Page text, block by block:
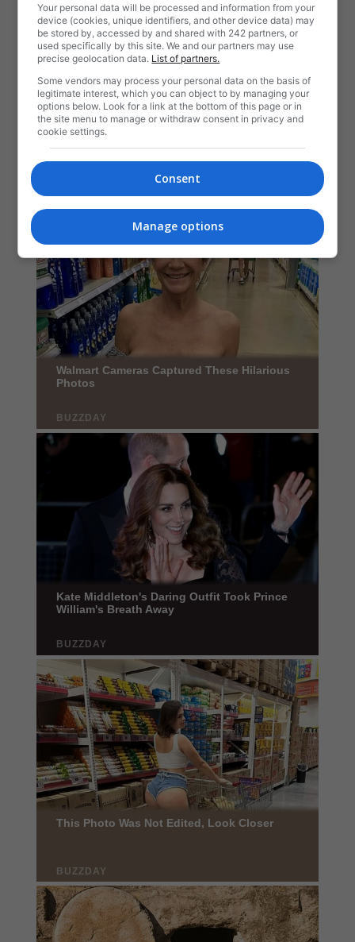
Your personal data will be processed and information from your
device (cookies, unique identifiers, and other device data) may
be stored by, accessed by and shared with 242 partners, or
used specifically by this site. We and our partners may use
precise geolocation data. List of partners.
Some vendors may process your personal data on the basis of
legitimate interest, which you can object to by managing your
options below. Look for a link at the bottom of this page or in
the site menu to manage or withdraw consent in privacy and
cookie settings.
Consent
Manage options